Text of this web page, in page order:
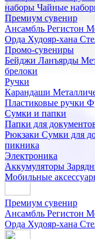
наборы Чайные
Премиум сувенир
Ансамбль Регистон
Орда Худояр-хана
Промо-сувениры
Бейджи Ланъярды
брелоки
Ручки
Карандаши
Пластиковые ручки
Сумки и папки
Папки для
Рюкзаки Сумки для
пикника
Электроника
Аккумуляторы
Мобильные
Поставка со
Мы предлагаем
сувениров с
продукцию для
Подарочные наборы
Бизнес наборы
Наборы из кожи
Наборы с бутылками
Наборы с кружками
флешками
Премиум сувенир
Ансамбль Регистон
Орда Худояр-хана